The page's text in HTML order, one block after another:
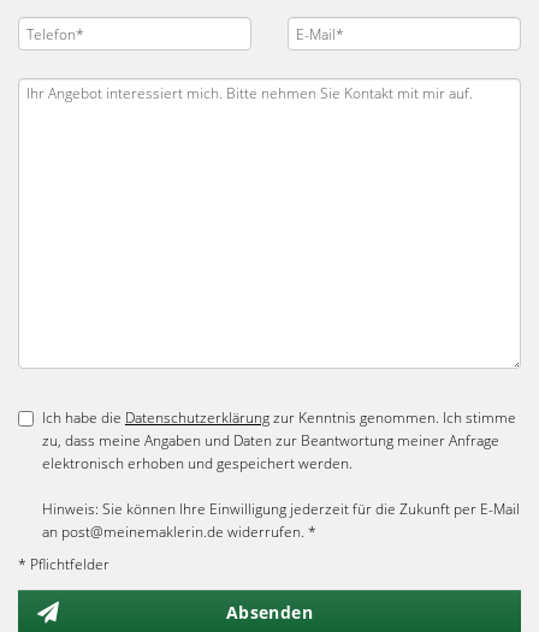
Ich habe die Datenschutzerklärungzur Kenntnis genommen. Ich stimme
zu, dass meine Angaben und Daten zur Beantwortung meiner Anfrage
elektronisch erhoben und gespeichert werden.
Hinweis: Sie können Ihre Einwilligung jederzeit für die Zukunft per E-Mail
an post@meinemaklerin.de widerrufen. *
* Pflichtfelder
Absenden